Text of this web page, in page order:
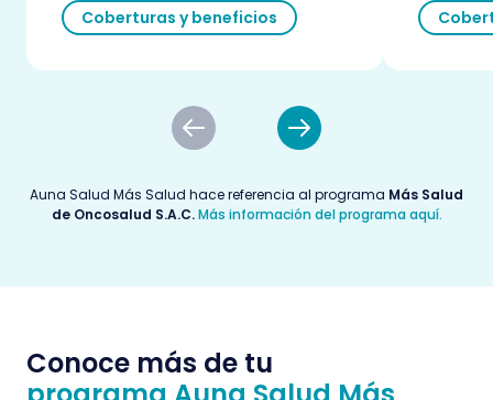
Coberturas y beneficios
Auna Salud Más Salud hace referencia al programa Más Salud
de Oncosalud S.A.C. Más información del programa aquí.
Conoce más de tu